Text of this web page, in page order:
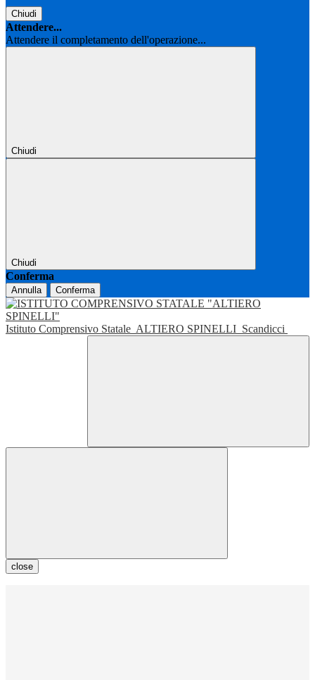
Chiudi
Attendere...
Attendere il completamento dell'operazione...
Chiudi
Chiudi
Conferma
Annulla Conferma
Istituto Comprensivo Statale ALTIERO SPINELLI Scandicci
close